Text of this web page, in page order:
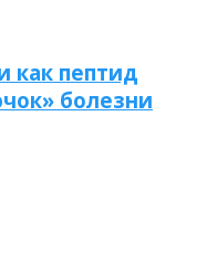
как пептид
болезни